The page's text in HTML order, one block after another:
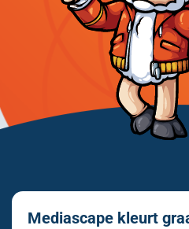
Mediascape kleurt